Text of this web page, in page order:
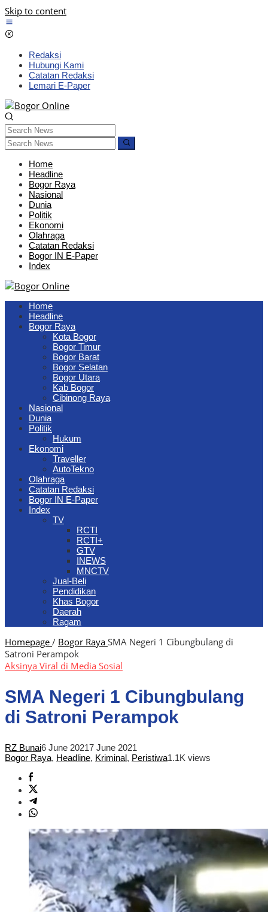
Skip to content
Redaksi
Hubungi Kami
Catatan Redaksi
Lemari E-Paper
Home
Headline
Bogor Raya
Nasional
Dunia
Politik
Ekonomi
Olahraga
Catatan Redaksi
Bogor IN E-Paper
Index
Home
Headline
Bogor Raya
Kota Bogor
Bogor Timur
Bogor Barat
Bogor Selatan
Bogor Utara
Kab Bogor
Cibinong Raya
Nasional
Dunia
Politik
Hukum
Ekonomi
Traveller
AutoTekno
Olahraga
Catatan Redaksi
Bogor IN E-Paper
Index
TV
RCTI
RCTI+
GTV
INEWS
MNCTV
Jual-Beli
Pendidikan
Khas Bogor
Daerah
Ragam
Homepage / Bogor Raya SMA Negeri 1 Cibungbulang di
Satroni Perampok
Aksinya Viral di Media Sosial
SMA Negeri 1 Cibungbulang
di Satroni Perampok
RZ Bunai6 June 20217 June 2021
Bogor Raya, Headline, Kriminal, Peristiwa1.1K views